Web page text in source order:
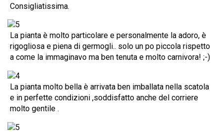
Consigliatissima.
La pianta è molto particolare e personalmente la adoro, è
rigogliosa e piena di germogli.. solo un po piccola rispetto
a come la immaginavo ma ben tenuta e molto carnivora! ;-)
La pianta molto bella è arrivata ben imballata nella scatola
e in perfette condizioni ,soddisfatto anche del corriere
molto gentile .